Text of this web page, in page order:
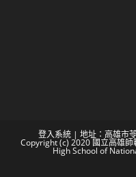
登入系統 | 地址：高雄市
Copyright (c) 2020 國立高雄
High School of